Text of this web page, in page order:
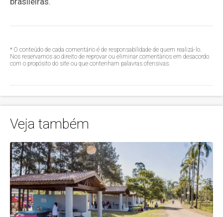
* O conteúdo de cada comentário é de responsabilidade de quem realizá-lo.
Nos reservamos ao direito de reprovar ou eliminar comentários em desacordo
com o propósito do site ou que contenham palavras ofensivas.
Veja também